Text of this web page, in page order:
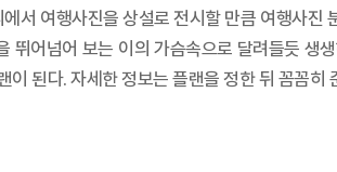
서 여행사진을 상설로 전시할 만큼 여행사
뛰어넘어 보는 이의 가슴속으로 달려들듯
이 된다. 자세한 정보는 플랜을 정한 뒤 꼼꼼히